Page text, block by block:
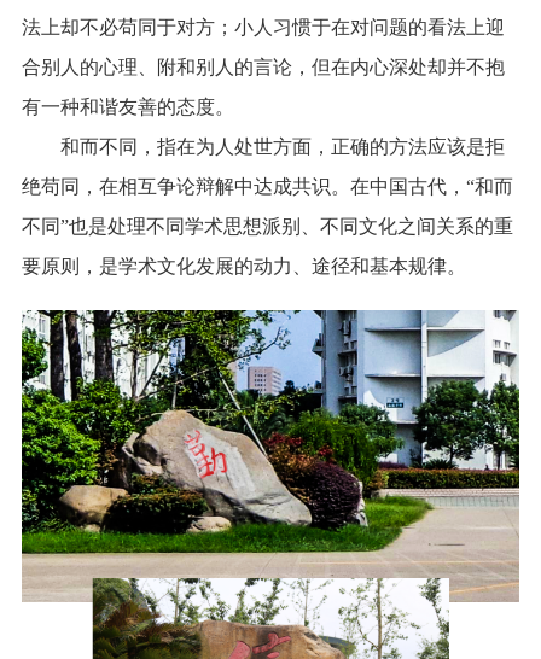
法上却不必苟同于对方；小人习惯于在对问题的看法上迎
合别人的心理、附和别人的言论，但在内心深处却并不抱
有一种和谐友善的态度。
和而不同，指在为人处世方面，正确的方法应该是拒
绝苟同，在相互争论辩解中达成共识。在中国古代，“和而
不同”也是处理不同学术思想派别、不同文化之间关系的重
要原则，是学术文化发展的动力、途径和基本规律。